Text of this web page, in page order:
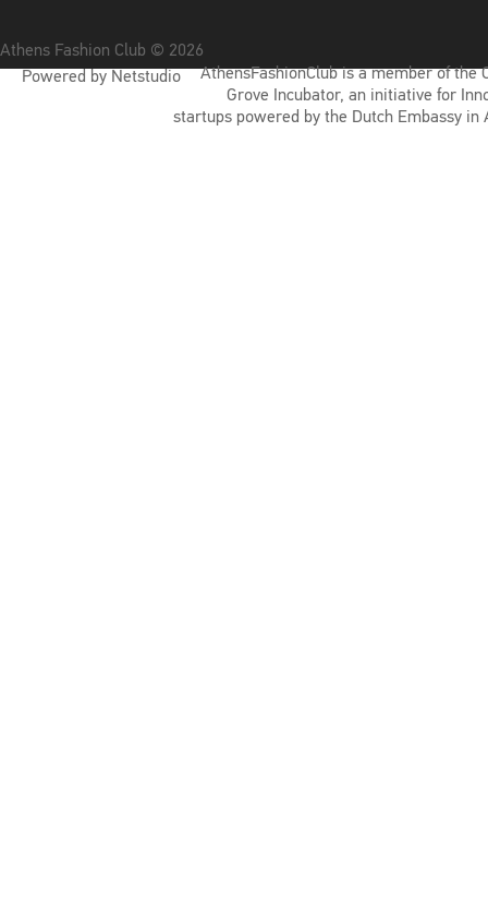
Athens Fashion Club © 2026
Powered by Netstudio
AthensFashionClub is a member of the
Grove Incubator, an initiative for
startups powered by the Dutch Embassy in